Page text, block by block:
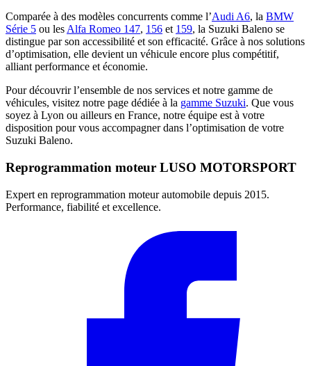
Comparée à des modèles concurrents comme l’Audi A6, la BMW
Série 5 ou les Alfa Romeo 147, 156 et 159, la Suzuki Baleno se
distingue par son accessibilité et son efficacité. Grâce à nos solutions
d’optimisation, elle devient un véhicule encore plus compétitif,
alliant performance et économie.
Pour découvrir l’ensemble de nos services et notre gamme de
véhicules, visitez notre page dédiée à la gamme Suzuki. Que vous
soyez à Lyon ou ailleurs en France, notre équipe est à votre
disposition pour vous accompagner dans l’optimisation de votre
Suzuki Baleno.
Reprogrammation moteur LUSO MOTORSPORT
Expert en reprogrammation moteur automobile depuis 2015.
Performance, fiabilité et excellence.